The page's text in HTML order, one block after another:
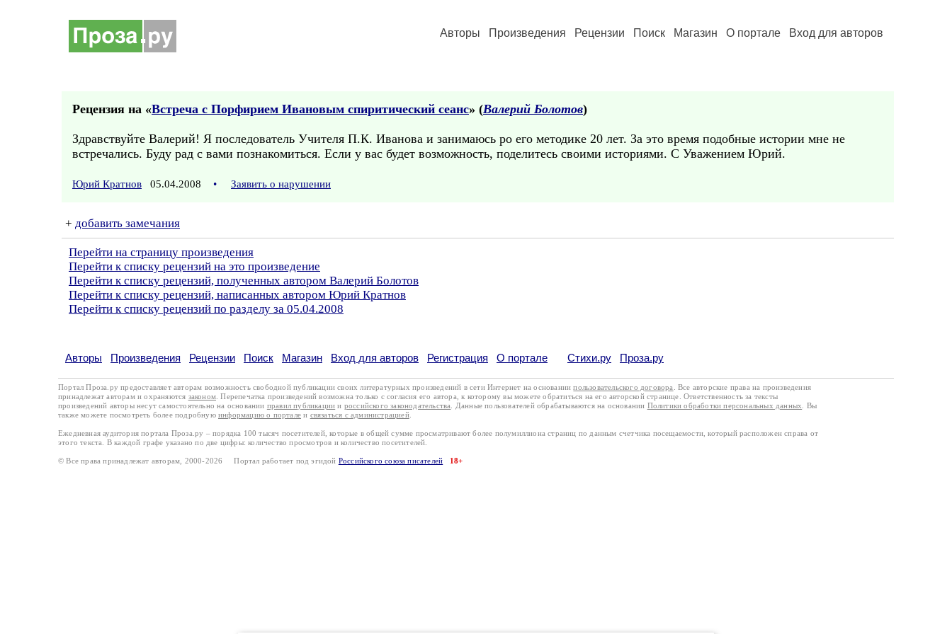
Авторы Произведения Рецензии Поиск Магазин О портале Вход для авторов
Рецензия на «Встреча с Порфирием Ивановым спиритический сеанс» (Валерий Болотов)
Здравствуйте Валерий! Я последователь Учителя П.К. Иванова и занимаюсь ро его методике 20 лет. За это время подобные истории мне не
встречались. Буду рад с вами познакомиться. Если у вас будет возможность, поделитесь своими историями. С Уважением Юрий.
Юрий Кратнов 05.04.2008 • Заявить о нарушении
+ добавить замечания
Перейти на страницу произведения
Перейти к списку рецензий на это произведение
Перейти к списку рецензий, полученных автором Валерий Болотов
Перейти к списку рецензий, написанных автором Юрий Кратнов
Перейти к списку рецензий по разделу за 05.04.2008
Авторы Произведения Рецензии Поиск Магазин Вход для авторов Регистрация О портале Стихи.ру Проза.ру
Портал Проза.ру предоставляет авторам возможность свободной публикации своих литературных произведений в сети Интернет на основаниипользовательского договора
. Все авторские права на произведения
принадлежат авторам и охраняются законом . Перепечатка произведений возможна только с согласия его автора, к которому вы можете обратиться на его авторской странице. Ответственность за тексты
произведений авторы несут самостоятельно на основании правил публикации и российского законодательства . Данные пользователей обрабатываются на основании Политики обработки персональных данных
. Вы
также можете посмотреть более подробную информацию о портале и связаться с администрацией.
Ежедневная аудитория портала Проза.ру – порядка 100 тысяч посетителей, которые в общей сумме просматривают более полумиллиона страниц по данным счетчика посещаемости, который расположен справа от
этого текста. В каждой графе указано по две цифры: количество просмотров и количество посетителей.
© Все права принадлежат авторам, 2000-2026 Портал работает под эгидой Российского союза писателей 18+